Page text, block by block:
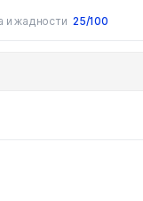
и жадности 25/100